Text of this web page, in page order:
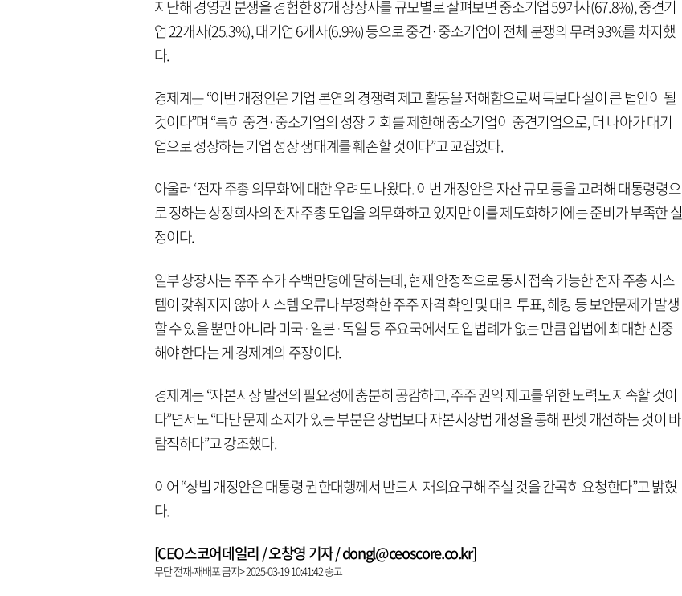
지난해 경영권 분쟁을 경험한 87개 상장사를 규모별로 살펴보면 중소기업 59개사(67.8%), 중견기
업 22개사(25.3%), 대기업 6개사(6.9%) 등으로 중견·중소기업이 전체 분쟁의 무려 93%를 차지했
다.
경제계는 “이번 개정안은 기업 본연의 경쟁력 제고 활동을 저해함으로써 득보다 실이 큰 법안이 될
것이다”며 “특히 중견·중소기업의 성장 기회를 제한해 중소기업이 중견기업으로, 더 나아가 대기
업으로 성장하는 기업 성장 생태계를 훼손할 것이다”고 꼬집었다.
아울러 ‘전자 주총 의무화’에 대한 우려도 나왔다. 이번 개정안은 자산 규모 등을 고려해 대통령령으
로 정하는 상장회사의 전자 주총 도입을 의무화하고 있지만 이를 제도화하기에는 준비가 부족한 실
정이다.
일부 상장사는 주주 수가 수백만명에 달하는데, 현재 안정적으로 동시 접속 가능한 전자 주총 시스
템이 갖춰지지 않아 시스템 오류나 부정확한 주주 자격 확인 및 대리 투표, 해킹 등 보안문제가 발생
할 수 있을 뿐만 아니라 미국·일본·독일 등 주요국에서도 입법례가 없는 만큼 입법에 최대한 신중
해야 한다는 게 경제계의 주장이다.
경제계는 “자본시장 발전의 필요성에 충분히 공감하고, 주주 권익 제고를 위한 노력도 지속할 것이
다”면서도 “다만 문제 소지가 있는 부분은 상법보다 자본시장법 개정을 통해 핀셋 개선하는 것이 바
람직하다”고 강조했다.
이어 “상법 개정안은 대통령 권한대행께서 반드시 재의요구해 주실 것을 간곡히 요청한다”고 밝혔
다.
[CEO스코어데일리 / 오창영 기자 / dongl@ceoscore.co.kr]
무단 전재-재배포 금지> 2025-03-19 10:41:42 송고